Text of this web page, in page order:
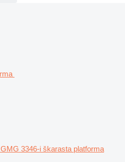
GMG 3346-i škarasta platforma